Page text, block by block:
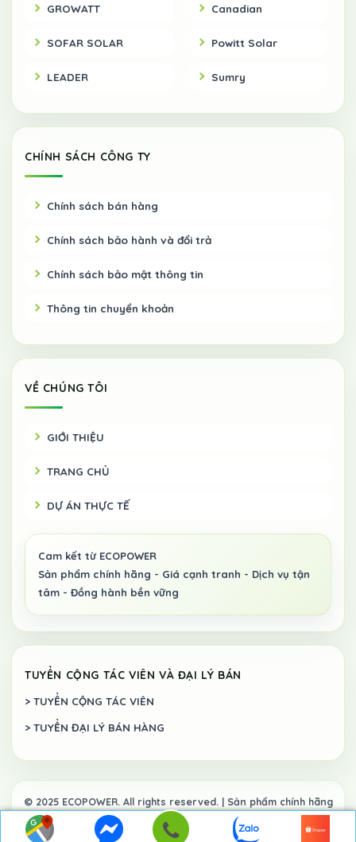
GROWATT
SOFAR SOLAR
LEADER
Canadian
Powitt Solar
Sumry
CHÍNH SÁCH CÔNG TY
Chính sách bán hàng
Chính sách bảo hành và đổi trả
Chính sách bảo mật thông tin
Thông tin chuyển khoản
VỀ CHÚNG TÔI
GIỚI THIỆU
TRANG CHỦ
DỰ ÁN THỰC TẾ
TUYỂN CỘNG TÁC VIÊN VÀ ĐẠI LÝ BÁN
> TUYỂN CỘNG TÁC VIÊN
> TUYỂN ĐẠI LÝ BÁN HÀNG